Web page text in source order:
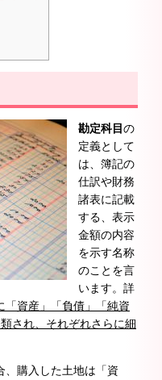
勘定科目の
定義として
は、簿記の
仕訳や財務
諸表に記載
する、表示
金額の内容
を示す名称
のことを言
います。詳
「資産」「負債」「純資
され、それぞれさらに細
、購入した土地は「資